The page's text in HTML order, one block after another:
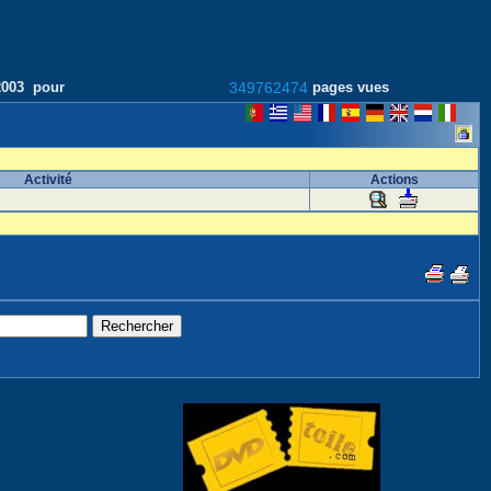
pour 349762474 pages vues
Activité Actions